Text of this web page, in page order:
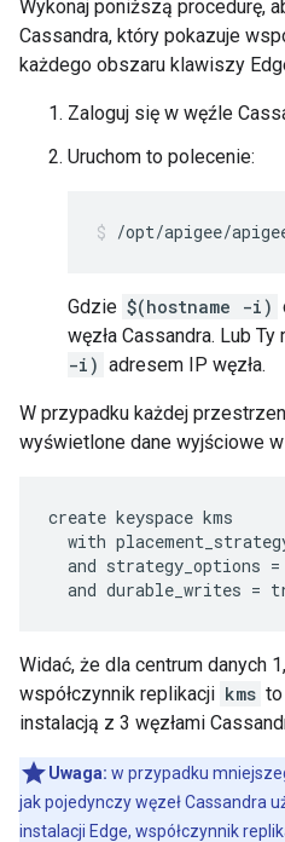
Wykonaj poniższą procedurę,
Cassandra, który pokazuje
każdego obszaru klawiszy
Zaloguj się w węźle
Uruchom to polecenie:
/opt/apigee/
Gdzie $(hostname -i)
węzła Cassandra. Lub
-i) adresem IP węzła.
W przypadku każdej
wyświetlone dane wyjściowe
create keyspace kms
with
and strategy_options
and durable_writes =
Widać, że dla centrum danych 1,
współczynnik replikacji kms
instalacją z 3 węzłami
Uwaga: w przypadku
jak pojedynczy węzeł Cassandra
instalacji Edge, współczynnik